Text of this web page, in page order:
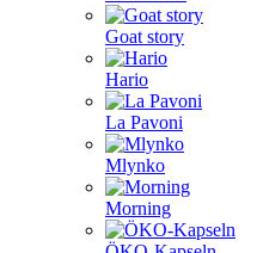
Goat story
Hario
La Pavoni
Mlynko
Morning